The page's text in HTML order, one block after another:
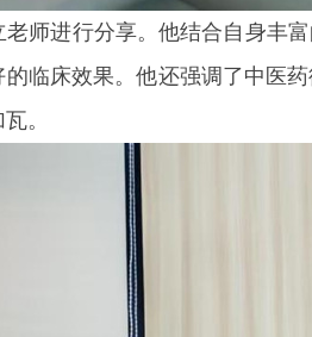
老师进行分享。他结合自身丰
的临床效果。他还强调了中医
。